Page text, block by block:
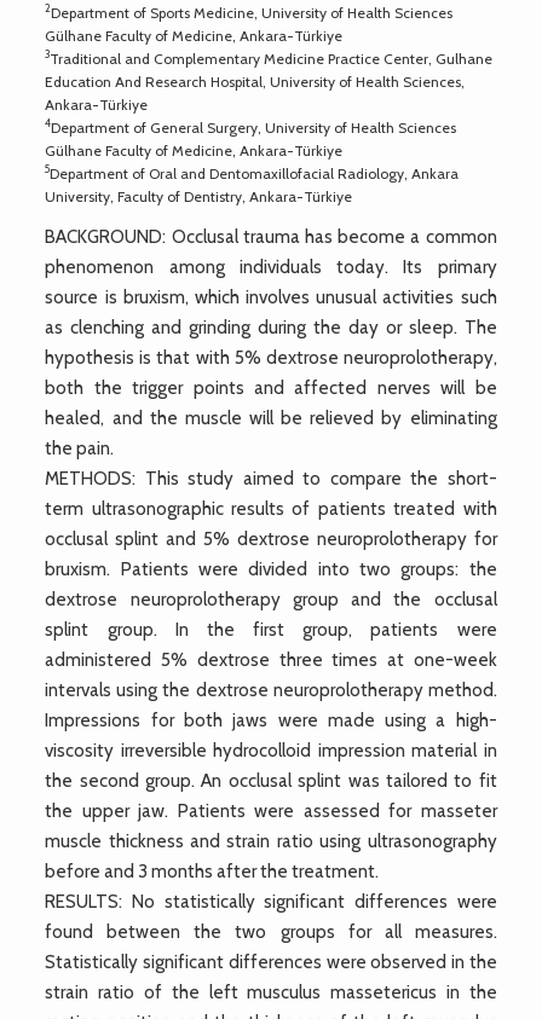
2Department of Sports Medicine, University of Health Sciences
Gülhane Faculty of Medicine, Ankara-Türkiye
3Traditional and Complementary Medicine Practice Center, Gulhane
Education And Research Hospital, University of Health Sciences,
Ankara-Türkiye
4Department of General Surgery, University of Health Sciences
Gülhane Faculty of Medicine, Ankara-Türkiye
5Department of Oral and Dentomaxillofacial Radiology, Ankara
University, Faculty of Dentistry, Ankara-Türkiye
BACKGROUND: Occlusal trauma has become a common
phenomenon among individuals today. Its primary
source is bruxism, which involves unusual activities such
as clenching and grinding during the day or sleep. The
hypothesis is that with 5% dextrose neuroprolotherapy,
both the trigger points and affected nerves will be
healed, and the muscle will be relieved by eliminating
the pain.
METHODS: This study aimed to compare the short-
term ultrasonographic results of patients treated with
occlusal splint and 5% dextrose neuroprolotherapy for
bruxism. Patients were divided into two groups: the
dextrose neuroprolotherapy group and the occlusal
splint group. In the first group, patients were
administered 5% dextrose three times at one-week
intervals using the dextrose neuroprolotherapy method.
Impressions for both jaws were made using a high-
viscosity irreversible hydrocolloid impression material in
the second group. An occlusal splint was tailored to fit
the upper jaw. Patients were assessed for masseter
muscle thickness and strain ratio using ultrasonography
before and 3 months after the treatment.
RESULTS: No statistically significant differences were
found between the two groups for all measures.
Statistically significant differences were observed in the
strain ratio of the left musculus massetericus in the